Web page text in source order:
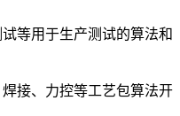
等用于生产测试的算法和
接、力控等工艺包算法开